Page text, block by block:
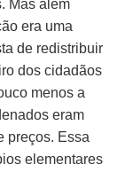
Mas além
era uma
de redistribuir
dos cidadãos
menos a
eram
preços. Essa
elementares